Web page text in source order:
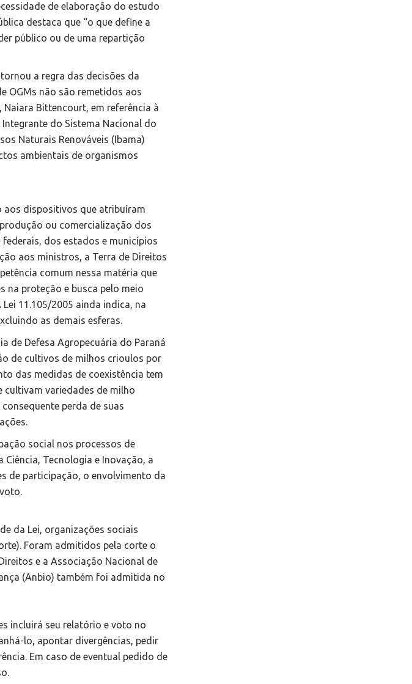
de elaboração do estudo
destaca que “o que define a
público ou de uma repartição
a regra das decisões da
OGMs não são remetidos aos
Bittencourt, em referência à
do Sistema Nacional do
Naturais Renováveis (Ibama)
ambientais de organismos
aos dispositivos que atribuíram
ou comercialização dos
dos estados e municípios
aos ministros, a Terra de Direitos
comum nessa matéria que
na proteção e busca pelo meio
11.105/2005 ainda indica, na
as demais esferas.
de Defesa Agropecuária do Paraná
de cultivos de milhos crioulos por
das medidas de coexistência tem
cultivam variedades de milho
perda de suas
social nos processos de
Tecnologia e Inovação, a
de participação, o envolvimento da
da Lei, organizações sociais
Foram admitidos pela corte o
e a Associação Nacional de
(Anbio) também foi admitida no
incluirá seu relatório e voto no
lo, apontar divergências, pedir
Em caso de eventual pedido de